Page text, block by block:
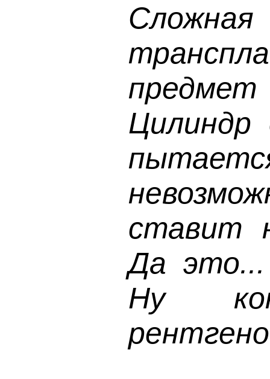
предмет
Цилиндр
ставит
Да
Ну